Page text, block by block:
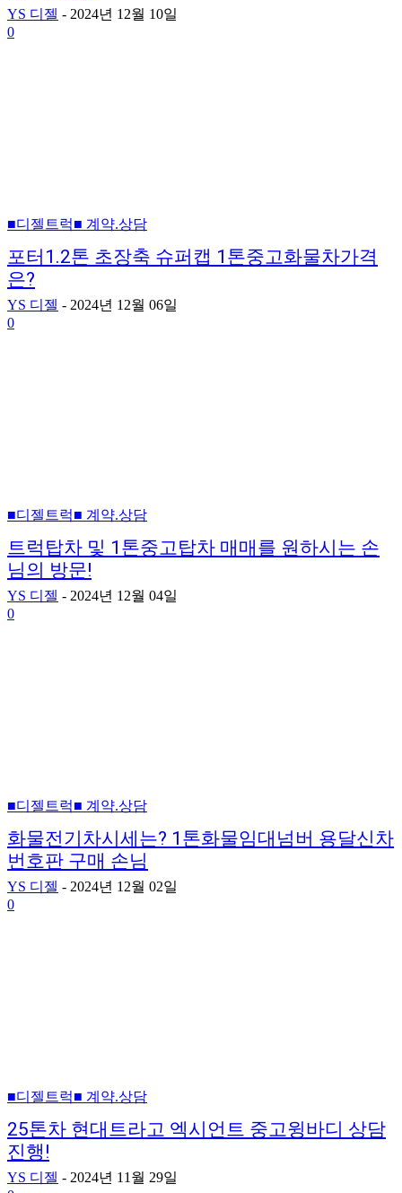
YS 디젤 - 2024년 12월 10일
0
■디젤트럭■ 계약.상담
포터1.2톤 초장축 슈퍼캡 1톤중고화물차가격
은?
YS 디젤 - 2024년 12월 06일
0
■디젤트럭■ 계약.상담
트럭탑차 및 1톤중고탑차 매매를 원하시는 손
님의 방문!
YS 디젤 - 2024년 12월 04일
0
■디젤트럭■ 계약.상담
화물전기차시세는? 1톤화물임대넘버 용달신차
번호판 구매 손님
YS 디젤 - 2024년 12월 02일
0
■디젤트럭■ 계약.상담
25톤차 현대트라고 엑시언트 중고윙바디 상담
진행!
YS 디젤 - 2024년 11월 29일